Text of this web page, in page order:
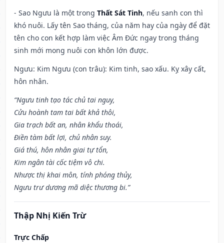
- Sao Ngưu là một trong Thất Sát Tinh, nếu sanh con thì
khó nuôi. Lấy tên Sao tháng, của năm hay của ngày để đặt
tên cho con kết hợp làm việc Âm Đức ngay trong tháng
sinh mới mong nuôi con khôn lớn được.
Ngưu: Kim Ngưu (con trâu): Kim tinh, sao xấu. Kỵ xây cất,
hôn nhân.
“Ngưu tinh tạo tác chủ tai nguy,
Cửu hoành tam tai bất khả thôi,
Gia trạch bất an, nhân khẩu thoái,
Điền tàm bất lợi, chủ nhân suy.
Giá thú, hôn nhân giai tự tổn,
Kim ngân tài cốc tiệm vô chi.
Nhược thị khai môn, tính phóng thủy,
Ngưu trư dương mã diệc thương bi.”
Thập Nhị Kiến Trừ
Trực Chấp